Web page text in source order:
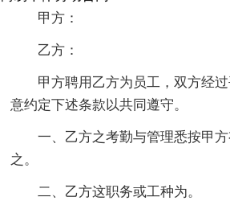
甲方：
乙方：
甲方聘用乙方为员工，双方经
意约定下述条款以共同遵守。
一、乙方之考勤与管理悉按甲
之。
二、乙方这职务或工种为。